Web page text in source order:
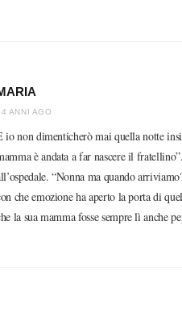
ANNI AGO
io non dimenticherò mai quella notte
è andata a far nascere il
“Nonna ma quando
che emozione ha aperto la porta di
la sua mamma fosse sempre lì anche